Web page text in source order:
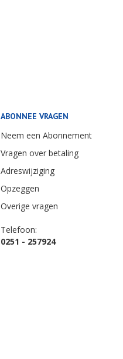
ABONNEE VRAGEN
Neem een Abonnement
Vragen over betaling
Adreswijziging
Opzeggen
Overige vragen
Telefoon:
0251 - 257924